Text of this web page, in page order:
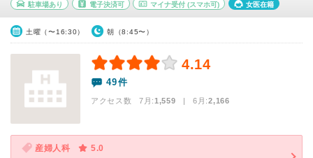
駐車場あり 電子決済可 マイナ受付 (スマホ可) 女医在籍
土曜（〜16:30） 朝（8:45〜）
4.14
49件
アクセス数 7月:1,559 | 6月:2,166
産婦人科
5.0